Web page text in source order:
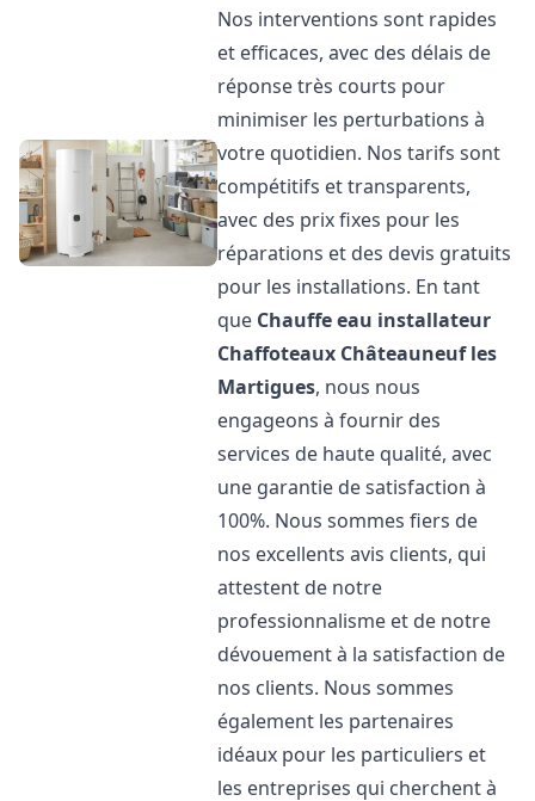
Nos interventions sont rapides
et efficaces, avec des délais de
réponse très courts pour
minimiser les perturbations à
votre quotidien. Nos tarifs sont
compétitifs et transparents,
avec des prix fixes pour les
réparations et des devis gratuits
pour les installations. En tant
que Chauffe eau installateur
Chaffoteaux Châteauneuf les
Martigues, nous nous
engageons à fournir des
services de haute qualité, avec
une garantie de satisfaction à
100%. Nous sommes fiers de
nos excellents avis clients, qui
attestent de notre
professionnalisme et de notre
dévouement à la satisfaction de
nos clients. Nous sommes
également les partenaires
idéaux pour les particuliers et
les entreprises qui cherchent à